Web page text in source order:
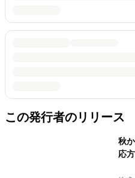
この発行者のリリース
秋
応